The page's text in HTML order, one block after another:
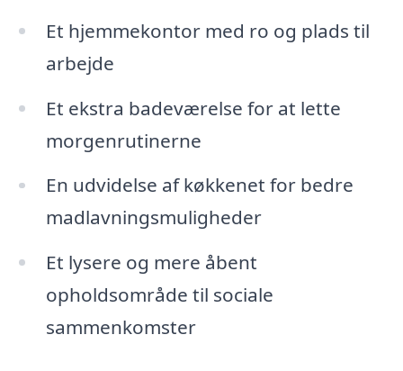
Et hjemmekontor med ro og plads til
arbejde
Et ekstra badeværelse for at lette
morgenrutinerne
En udvidelse af køkkenet for bedre
madlavningsmuligheder
Et lysere og mere åbent
opholdsområde til sociale
sammenkomster